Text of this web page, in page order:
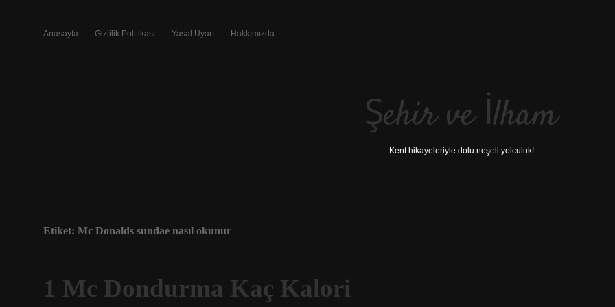
Anasayfa Gizlilik Politikası Yasal Uyarı Hakkımızda
Şehir ve İlham
Kent hikayeleriyle dolu neşeli yolculuk!
Etiket: Mc Donalds sundae nasıl okunur
1 Mc Dondurma Kaç Kalori